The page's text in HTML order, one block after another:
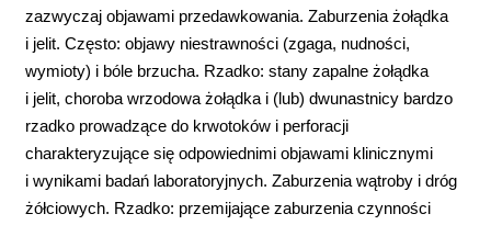
zazwyczaj objawami przedawkowania. Zaburzenia żołądka
i jelit. Często: objawy niestrawności (zgaga, nudności,
wymioty) i bóle brzucha. Rzadko: stany zapalne żołądka
i jelit, choroba wrzodowa żołądka i (lub) dwunastnicy bardzo
rzadko prowadzące do krwotoków i perforacji
charakteryzujące się odpowiednimi objawami klinicznymi
i wynikami badań laboratoryjnych. Zaburzenia wątroby i dróg
żółciowych. Rzadko: przemijające zaburzenia czynności